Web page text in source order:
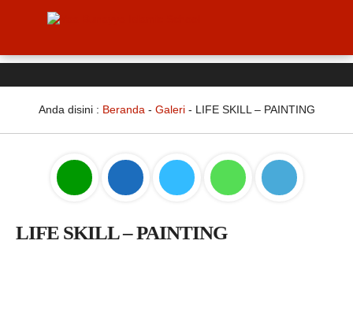
Anda disini : Beranda - Galeri- LIFE SKILL – PAINTING
LIFE SKILL – PAINTING